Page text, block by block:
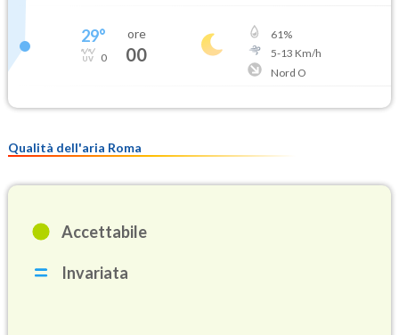
29°
0
ore
00
61%
5-13 Km/h
Nord O
Qualità dell'aria Roma
Accettabile
Invariata